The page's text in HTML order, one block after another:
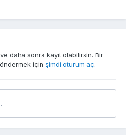
daha sonra kayıt olabilirsin. Bir
için şimdi oturum aç.